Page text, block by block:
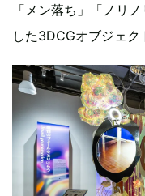
「メン落ち」「ノリ
した3DCGオブジェク